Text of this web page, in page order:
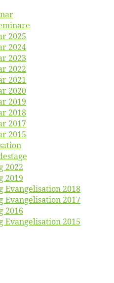
2025
2024
2023
2022
2021
2020
2019
2018
2017
2015
2022
2019
Evan­ge­li­sa­ti­on 2018
Evan­ge­li­sa­ti­on 2017
2016
Evan­ge­li­sa­ti­on 2015